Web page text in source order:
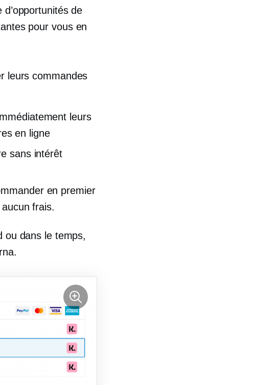
de
pour vous en
leurs commandes
leurs
en ligne
sans intérêt
en premier
frais.
ou dans le temps,